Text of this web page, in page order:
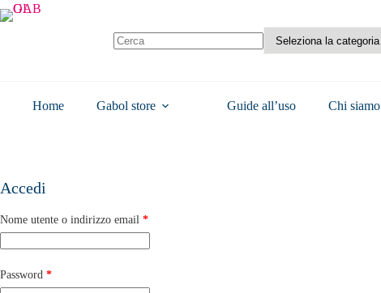
Home Gabol store Guide all’uso Chi siamo
Accedi
Nome utente o indirizzo email *
Password *